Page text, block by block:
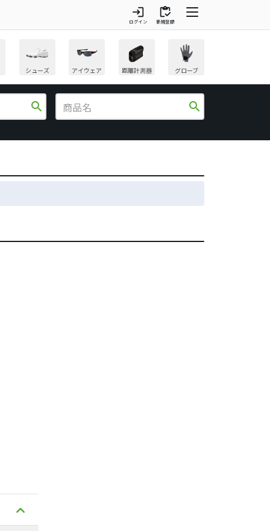
login
ログイン
inventory
新規登録
シューズ アイウェア 距離計測器 グローブ
search search